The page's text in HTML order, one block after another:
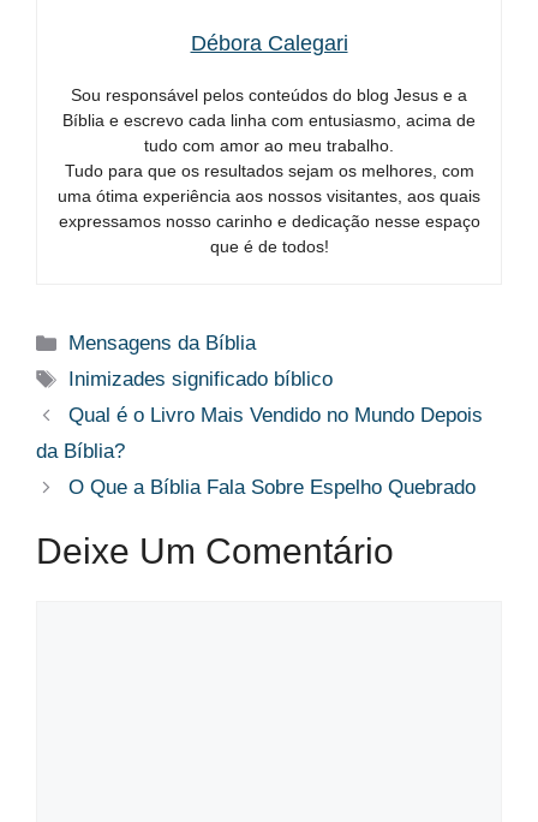
Débora Calegari
Sou responsável pelos conteúdos do blog Jesus e a
Bíblia e escrevo cada linha com entusiasmo, acima de
tudo com amor ao meu trabalho.
Tudo para que os resultados sejam os melhores, com
uma ótima experiência aos nossos visitantes, aos quais
expressamos nosso carinho e dedicação nesse espaço
que é de todos!
Categorias
Mensagens da Bíblia
Tags
Inimizades significado bíblico
Qual é o Livro Mais Vendido no Mundo Depois
da Bíblia?
O Que a Bíblia Fala Sobre Espelho Quebrado
Deixe Um Comentário